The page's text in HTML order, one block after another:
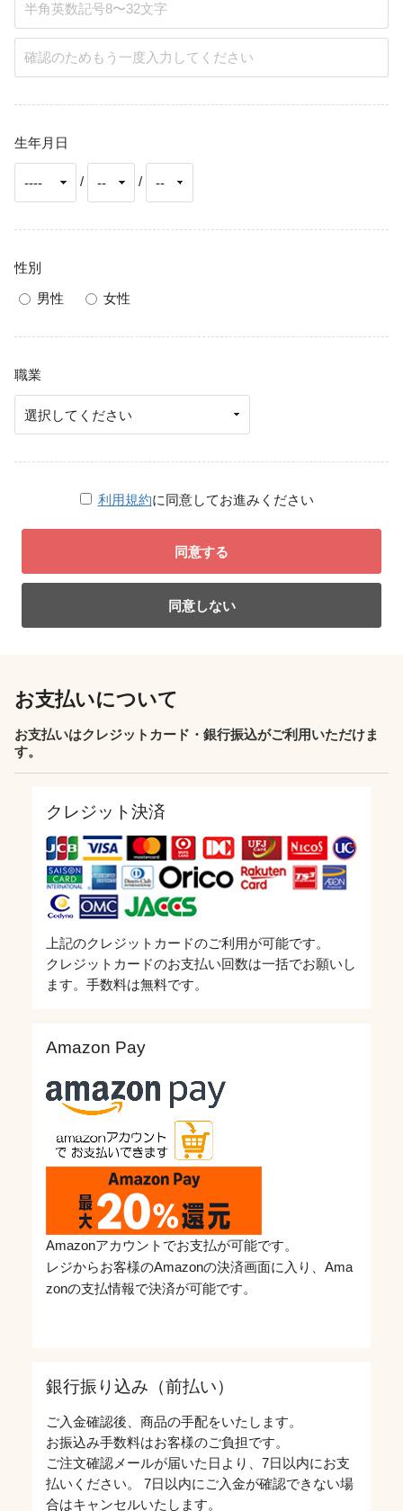
生年月日
/ /
性別
男性
女性
職業
利用規約に同意してお進みください
同意する
同意しない
お支払いについて
お支払いはクレジットカード・銀行振込がご利用いただけま
す。
クレジット決済
上記のクレジットカードのご利用が可能です。
クレジットカードのお支払い回数は一括でお願いし
ます。手数料は無料です。
Amazon Pay
Amazonアカウントでお支払が可能です。
レジからお客様のAmazonの決済画面に入り、Ama
zonの支払情報で決済が可能です。
銀行振り込み（前払い）
ご入金確認後、商品の手配をいたします。
お振込み手数料はお客様のご負担です。
ご注文確認メールが届いた日より、7日以内にお支
払いください。 7日以内にご入金が確認できない場
合はキャンセルいたします。